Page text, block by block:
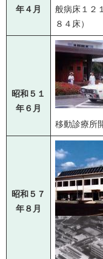
年４月
般病床１２
８４床）
昭和５１
年６月
移動診療所
昭和５７
年８月